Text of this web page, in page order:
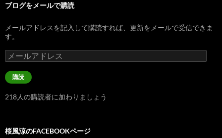
ブログをメールで購読
メールアドレスを記入して購読すれば、更新をメールで受信できま
す。
メ
ー
ル
ア
レ
購読
218人の購読者に加わりましょう
桜風涼のFACEBOOKページ